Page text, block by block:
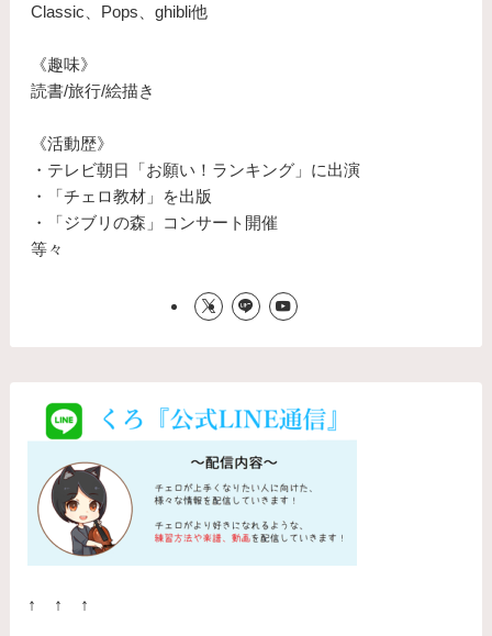
Classic、Pops、ghibli他
《趣味》
読書/旅行/絵描き
《活動歴》
・テレビ朝日「お願い！ランキング」に出演
・「チェロ教材」を出版
・「ジブリの森」コンサート開催
等々
↑ ↑ ↑